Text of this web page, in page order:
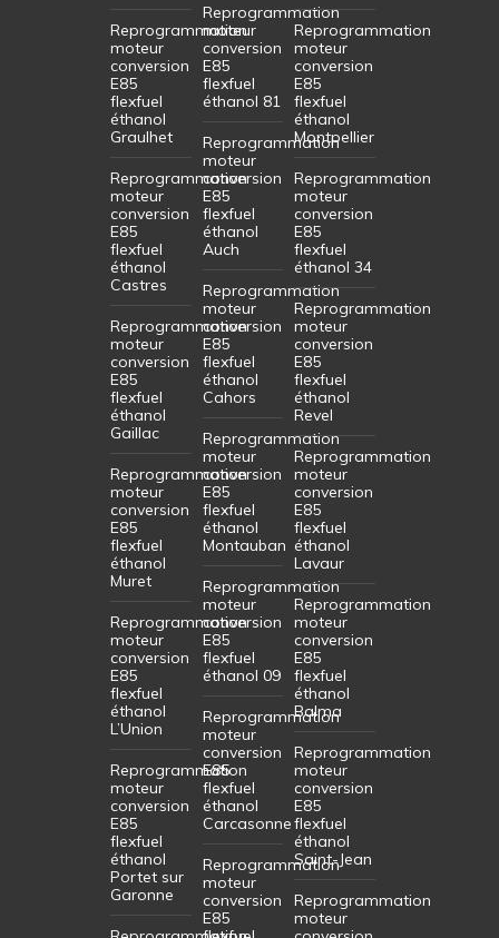
Reprogrammation
moteur
conversion
E85
flexfuel
éthanol
Graulhet
Reprogrammation
moteur
conversion
E85
flexfuel
éthanol
Castres
Reprogrammation
moteur
conversion
E85
flexfuel
éthanol
Gaillac
Reprogrammation
moteur
conversion
E85
flexfuel
éthanol
Muret
Reprogrammation
moteur
conversion
E85
flexfuel
éthanol
L’Union
Reprogrammation
moteur
conversion
E85
flexfuel
éthanol
Portet sur
Garonne
Reprogrammation
moteur
conversion
E85
flexfuel
éthanol 81
Reprogrammation
moteur
conversion
E85
flexfuel
éthanol
Auch
Reprogrammation
moteur
conversion
E85
flexfuel
éthanol
Cahors
Reprogrammation
moteur
conversion
E85
flexfuel
éthanol
Montauban
Reprogrammation
moteur
conversion
E85
flexfuel
éthanol 09
Reprogrammation
moteur
conversion
E85
flexfuel
éthanol
Carcasonne
Reprogrammation
moteur
conversion
E85
Reprogrammation
moteur
conversion
E85
flexfuel
éthanol
Montpellier
Reprogrammation
moteur
conversion
E85
flexfuel
éthanol 34
Reprogrammation
moteur
conversion
E85
flexfuel
éthanol
Revel
Reprogrammation
moteur
conversion
E85
flexfuel
éthanol
Lavaur
Reprogrammation
moteur
conversion
E85
flexfuel
éthanol
Balma
Reprogrammation
moteur
conversion
E85
flexfuel
éthanol
Saint-Jean
Reprogrammation
moteur